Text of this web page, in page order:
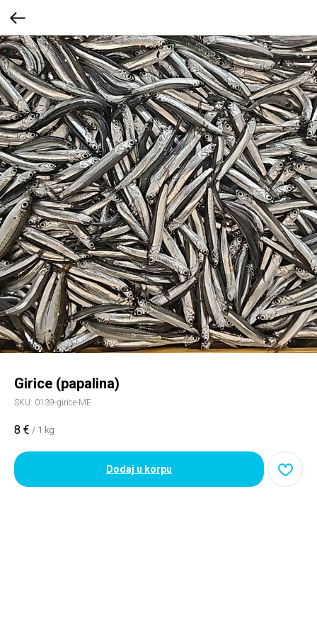
Girice (papalina)
SKU: 0139-girice-ME
8 € / 1 kg
Dodaj u korpu